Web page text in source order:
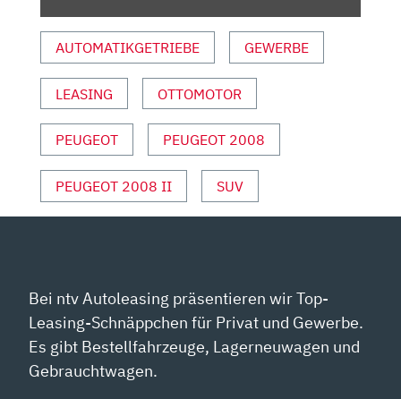
ANZEIGEN
AUTOMATIKGETRIEBE GEWERBE
LEASING OTTOMOTOR
PEUGEOT PEUGEOT 2008
PEUGEOT 2008 II SUV
Bei ntv Autoleasing präsentieren wir Top-
Leasing-Schnäppchen für Privat und Gewerbe.
Es gibt Bestellfahrzeuge, Lagerneuwagen und
Gebrauchtwagen.